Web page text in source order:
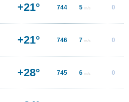
+21° 744 5 m/s 0
+21° 746 7 m/s 0
+28° 745 6 m/s 0